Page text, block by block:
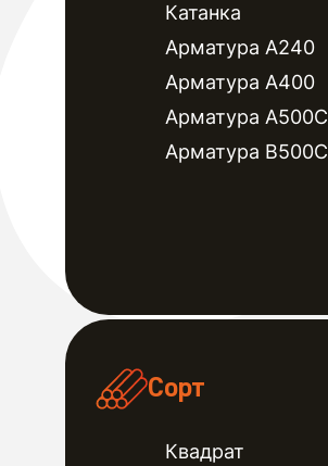
Катанка
Арматура А240
Арматура А400
Арматура А500С
Арматура В500С
Сорт
Квадрат